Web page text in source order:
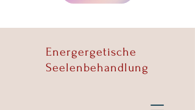
Energergetische
Seelenbehandlung